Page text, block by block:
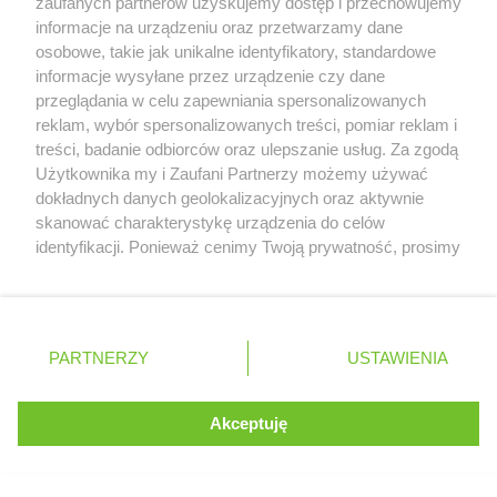
Bahrajn 18.02
Bahrajn 19.02
Bahrajn 20.02
Serwis internetowy, z którego korzystasz, używa plików
cookies. Są to pliki instalowane w urządzeniach
końcowych osób korzystających z serwisu, w celu
administrowania serwisem, poprawy jakości
Dowiedz się więcej o naszej polityce
ROZUMIEM
informacje na urządzeniu oraz przetwarzamy dane
osobowe, takie jak unikalne identyfikatory, standardowe
informacje wysyłane przez urządzenie czy dane
przeglądania w celu zapewniania spersonalizowanych
reklam, wybór spersonalizowanych treści, pomiar reklam i
treści, badanie odbiorców oraz ulepszanie usług. Za zgodą
Użytkownika my i Zaufani Partnerzy możemy używać
dokładnych danych geolokalizacyjnych oraz aktywnie
skanować charakterystykę urządzenia do celów
identyfikacji. Ponieważ cenimy Twoją prywatność, prosimy
prywatności znajdujący się w lewym dolnym rogu strony
. Niektóre rodzaje przetwarzania danych nie wymagają
takiemu przetwarzaniu. Preferencje będą miały
zastosowania tylko na tej witrynie.
PARTNERZY USTAWIENIA
Akceptuję